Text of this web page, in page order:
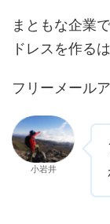
まともな企業
ドレスを作る
フリーメール
小岩井